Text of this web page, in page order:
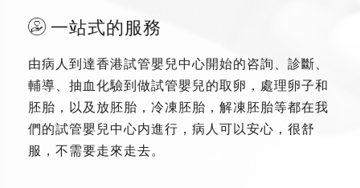
一站式的服務
由病人到達香港試管嬰兒中心開始的咨詢、診斷、
輔導、抽血化驗到做試管嬰兒的取卵，處理卵子和
胚胎，以及放胚胎，冷凍胚胎，解凍胚胎等都在我
們的試管嬰兒中心内進行，病人可以安心，很舒
服，不需要走來走去。